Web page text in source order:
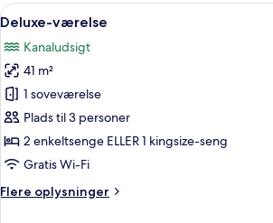
Indlæs
alle
billeder
af
Deluxe-
værelse
Et
11
Deluxe-værelse
Kanaludsigt
41 m²
1 soveværelse
Plads til 3 personer
2 enkeltsenge ELLER 1 kingsize-seng
Gratis Wi-Fi
Flere oplysninger
Flere